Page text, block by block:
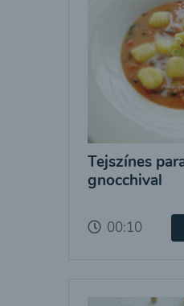
Tejszínes
gnocchival
00:10